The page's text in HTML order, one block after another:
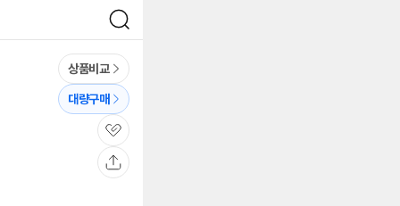
검
색
상품비교
대량구매
관
심